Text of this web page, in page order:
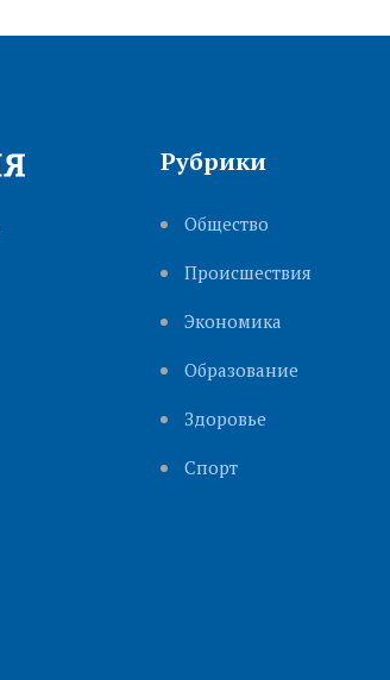
Рубрики
Общество
Происшествия
Экономика
Образование
Здоровье
Cпорт